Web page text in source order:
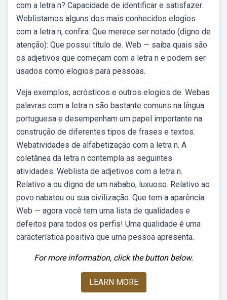
com a letra n? Capacidade de identificar e satisfazer.
Weblistamos alguns dos mais conhecidos elogios
com a letra n, confira: Que merece ser notado (digno de
atenção): Que possui título de. Web — saiba quais são
os adjetivos que começam com a letra n e podem ser
usados como elogios para pessoas.
Veja exemplos, acrósticos e outros elogios de. Webas
palavras com a letra n são bastante comuns na língua
portuguesa e desempenham um papel importante na
construção de diferentes tipos de frases e textos.
Webatividades de alfabetização com a letra n. A
coletânea da letra n contempla as seguintes
atividades: Weblista de adjetivos com a letra n.
Relativo a ou digno de um nababo, luxuoso. Relativo ao
povo nabateu ou sua civilização. Que tem a aparência.
Web — agora você tem uma lista de qualidades e
defeitos para todos os perfis! Uma qualidade é uma
característica positiva que uma pessoa apresenta.
For more information, click the button below.
LEARN MORE